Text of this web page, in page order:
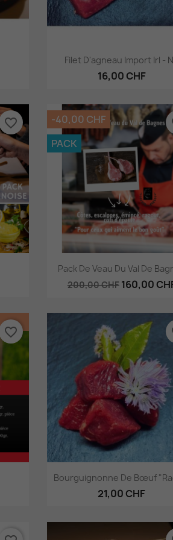
Aperçu rapide
Filet D'agneau Import Irl -
16,00 CHF
favorite_border
Aperçu rapide
Pack De Veau Du Val De
200,00 CHF 160,00
-40,00 CHF
PACK
favorite_border
Aperçu rapide
Bourguignonne De Bœuf
21,00 CHF